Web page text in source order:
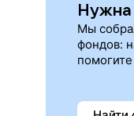
Мы
фондов: